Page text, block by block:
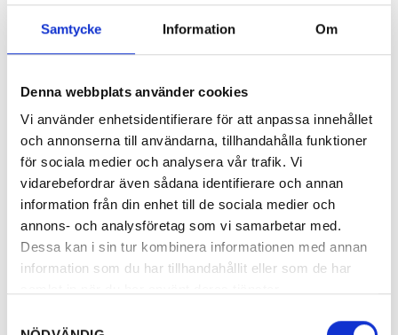
Samtycke Information Om
Denna webbplats använder cookies
Vi använder enhetsidentifierare för att anpassa innehållet
och annonserna till användarna, tillhandahålla funktioner
för sociala medier och analysera vår trafik. Vi
vidarebefordrar även sådana identifierare och annan
information från din enhet till de sociala medier och
annons- och analysföretag som vi samarbetar med.
Dessa kan i sin tur kombinera informationen med annan
information som du har tillhandahållit eller som de har
SEK)
Pris till utlandet: 193 SEK (inkl. porto 44
SEK )
Tillägg: Vandringsturer i Glaskogen
Häfte med turförslag för vandringar i
Glaskogens Naturreservat.
Pris: 49 SEK(exkl. porto vid beställning
tillsammans med kartan. Porto tillkommer
om den skickas separat).
Finnskogsleden
Karthäfte över Finnskogsleden med kartbilder,